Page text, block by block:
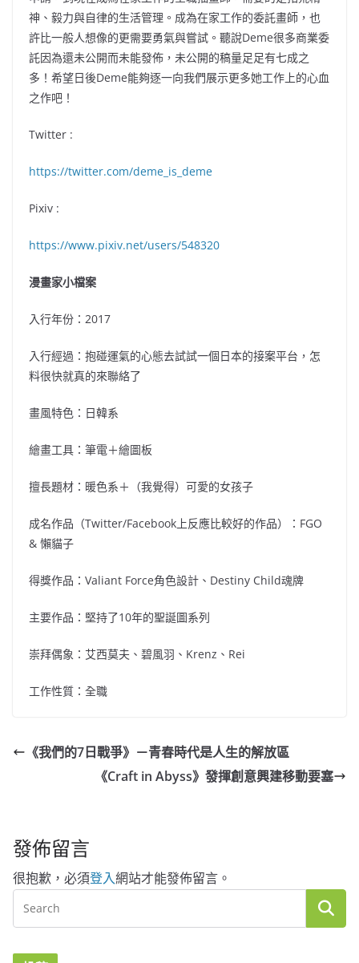
神、毅力與自律的生活管理。成為在家工作的委託畫師，也
許比一般人想像的更需要勇氣與嘗試。聽說Deme很多商業委
託因為還未公開而未能發佈，未公開的稿量足足有七成之
多！希望日後Deme能夠逐一向我們展示更多她工作上的心血
之作吧！
Twitter :
https://twitter.com/deme_is_deme
Pixiv :
https://www.pixiv.net/users/548320
漫畫家小檔案
入行年份：2017
入行經過：抱碰運氣的心態去試試一個日本的接案平台，怎
料很快就真的來聯絡了
畫風特色：日韓系
繪畫工具：筆電＋繪圖板
擅長題材：暖色系＋（我覺得）可愛的女孩子
成名作品（Twitter/Facebook上反應比較好的作品）：FGO
& 懶貓子
得獎作品：Valiant Force角色設計、Destiny Child魂牌
主要作品：堅持了10年的聖誕圖系列
崇拜偶象：艾西莫夫、碧風羽、Krenz、Rei
工作性質：全職
《我們的7日戰爭》－青春時代是人生的解放區
《Craft in Abyss》發揮創意興建移動要塞
發佈留言
很抱歉，必須登入網站才能發佈留言。